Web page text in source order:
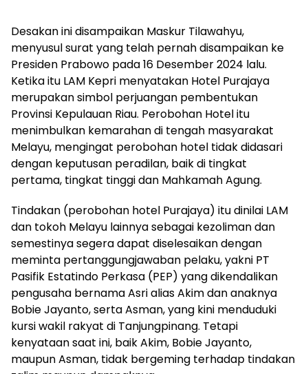
Desakan ini disampaikan Maskur Tilawahyu,
menyusul surat yang telah pernah disampaikan ke
Presiden Prabowo pada 16 Desember 2024 lalu.
Ketika itu LAM Kepri menyatakan Hotel Purajaya
merupakan simbol perjuangan pembentukan
Provinsi Kepulauan Riau. Perobohan Hotel itu
menimbulkan kemarahan di tengah masyarakat
Melayu, mengingat perobohan hotel tidak didasari
dengan keputusan peradilan, baik di tingkat
pertama, tingkat tinggi dan Mahkamah Agung.
Tindakan (perobohan hotel Purajaya) itu dinilai LAM
dan tokoh Melayu lainnya sebagai kezoliman dan
semestinya segera dapat diselesaikan dengan
meminta pertanggungjawaban pelaku, yakni PT
Pasifik Estatindo Perkasa (PEP) yang dikendalikan
pengusaha bernama Asri alias Akim dan anaknya
Bobie Jayanto, serta Asman, yang kini menduduki
kursi wakil rakyat di Tanjungpinang. Tetapi
kenyataan saat ini, baik Akim, Bobie Jayanto,
maupun Asman, tidak bergeming terhadap tindakan